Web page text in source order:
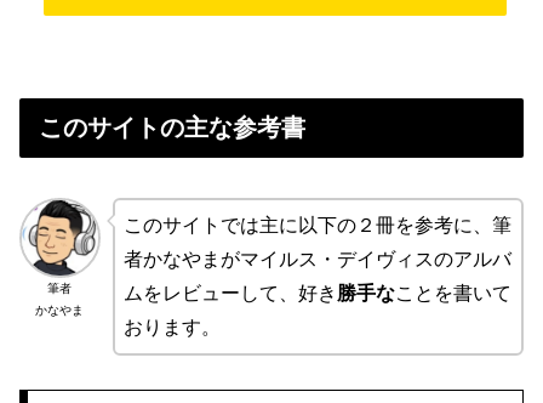
このサイトの主な参考書
筆者
かなやま
このサイトでは主に以下の２冊を参考に、筆
者かなやまがマイルス・デイヴィスのアルバ
ムをレビューして、好き 勝手なことを書いて
おります。